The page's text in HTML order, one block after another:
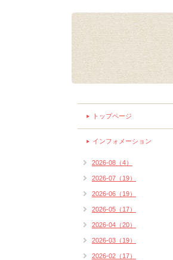
トップページ
インフォメーション
2026-08（4）
2026-07（19）
2026-06（19）
2026-05（17）
2026-04（20）
2026-03（19）
2026-02（17）